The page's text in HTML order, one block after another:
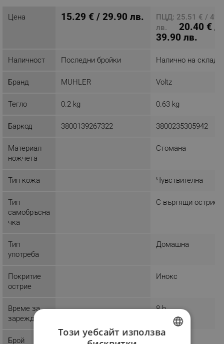
Цена 15.29 € / 29.90 лв.
ПЦД: 25.51 € /
лв.
20.40 € /
39.90 лв.
Наличност Последни бройки Налично на склад
Бранд MUHLER Voltz
Тегло 0.2 kg 0.63 kg
Баркод 3800139267322 3800235305942
Материал
ножчета
Стомана
Тип кожа Чувствителна
Тип
самобръсна
чка
С въртящи
Тип
употреба
Домашна
Покритие
острие
Инокс
Време за
зареждане
8 h
Брой
Този уебсайт използва